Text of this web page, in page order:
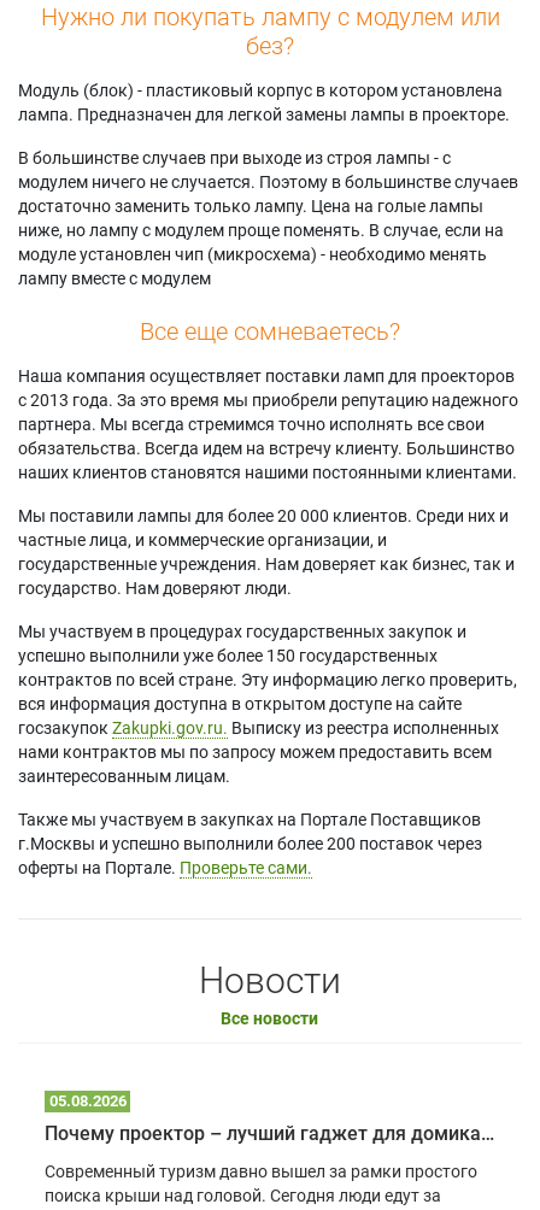
Нужно ли покупать лампу с модулем или
без?
Модуль (блок) - пластиковый корпус в котором установлена
лампа. Предназначен для легкой замены лампы в проекторе.
В большинстве случаев при выходе из строя лампы - с
модулем ничего не случается. Поэтому в большинстве случаев
достаточно заменить только лампу. Цена на голые лампы
ниже, но лампу с модулем проще поменять. В случае, если на
модуле установлен чип (микросхема) - необходимо менять
лампу вместе с модулем
Все еще сомневаетесь?
Наша компания осуществляет поставки ламп для проекторов
с 2013 года. За это время мы приобрели репутацию надежного
партнера. Мы всегда стремимся точно исполнять все свои
обязательства. Всегда идем на встречу клиенту. Большинство
наших клиентов становятся нашими постоянными клиентами.
Мы поставили лампы для более 20 000 клиентов. Среди них и
частные лица, и коммерческие организации, и
государственные учреждения. Нам доверяет как бизнес, так и
государство. Нам доверяют люди.
Мы участвуем в процедурах государственных закупок и
успешно выполнили уже более 150 государственных
контрактов по всей стране. Эту информацию легко проверить,
вся информация доступна в открытом доступе на сайте
госзакупок Zakupki.gov.ru. Выписку из реестра исполненных
нами контрактов мы по запросу можем предоставить всем
заинтересованным лицам.
Также мы участвуем в закупках на Портале Поставщиков
г.Москвы и успешно выполнили более 200 поставок через
оферты на Портале. Проверьте сами.
Новости
Все новости
05.08.2026
Почему проектор – лучший гаджет для домика в глэмпинге
Современный туризм давно вышел за рамки простого
поиска крыши над головой. Сегодня люди едут за